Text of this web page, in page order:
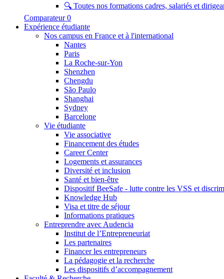
🔍 Toutes nos formations cadres, salariés et
Comparateur 0
Expérience étudiante
Nos campus en France et à l'international
Nantes
Paris
La Roche-sur-Yon
Shenzhen
Chengdu
São Paulo
Shanghai
Sydney
Barcelone
Vie étudiante
Vie associative
Financement des études
Career Center
Logements et assurances
Diversité et inclusion
Santé et bien-être
Dispositif BeeSafe - lutte contre les VSS et
Knowledge Hub
Visa et titre de séjour
Informations pratiques
Entreprendre avec Audencia
Institut de l’Entrepreneuriat
Les partenaires
Financer les entrepreneurs
La pédagogie et la recherche
Les dispositifs d’accompagnement